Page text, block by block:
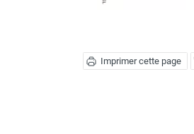
Extracteur d'air mural
Déstratificateur
Imprimer cette page